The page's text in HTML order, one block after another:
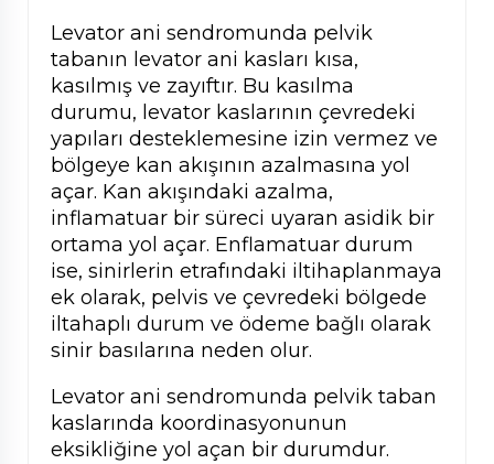
Levator ani sendromunda pelvik
tabanın levator ani kasları kısa,
kasılmış ve zayıftır. Bu kasılma
durumu, levator kaslarının çevredeki
yapıları desteklemesine izin vermez ve
bölgeye kan akışının azalmasına yol
açar. Kan akışındaki azalma,
inflamatuar bir süreci uyaran asidik bir
ortama yol açar. Enflamatuar durum
ise, sinirlerin etrafındaki iltihaplanmaya
ek olarak, pelvis ve çevredeki bölgede
iltahaplı durum ve ödeme bağlı olarak
sinir basılarına neden olur.
Levator ani sendromunda pelvik taban
kaslarında koordinasyonunun
eksikliğine yol açan bir durumdur.